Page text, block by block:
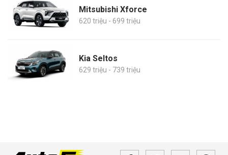
Mitsubishi Xforce
620 triệu - 699 triệu
Kia Seltos
629 triệu - 739 triệu